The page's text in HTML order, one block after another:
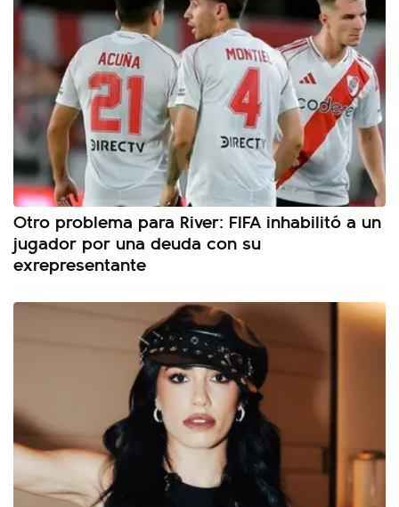
Otro problema para River: FIFA inhabilitó a un
jugador por una deuda con su
exrepresentante